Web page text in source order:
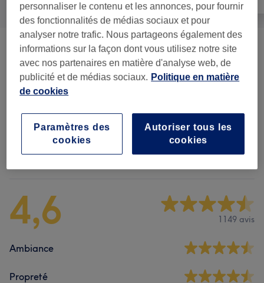
Manucure - Beauté Des Mains (5) à partir de 16 €
Beauté Des Pieds (8) à partir de 14 €
Avis sur l'établissement
4,6 1149 avis
Ambiance
Propreté
personnaliser le contenu et les annonces, pour fournir
des fonctionnalités de médias sociaux et pour
analyser notre trafic. Nous partageons également des
informations sur la façon dont vous utilisez notre site
avec nos partenaires en matière d'analyse web, de
publicité et de médias sociaux. Politique en matière
de cookies
Autoriser tous les
cookies
Paramètres des
cookies